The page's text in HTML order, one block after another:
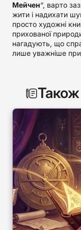
Мейчен“, варто
жити і надихати
просто художні
прихованої
нагадують, що
лише уважніше